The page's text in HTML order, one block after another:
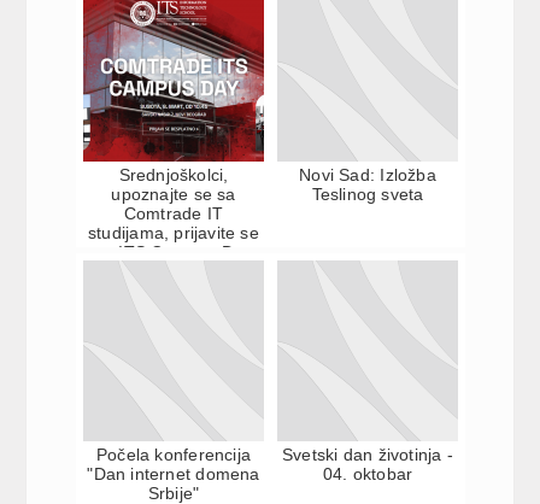
Srednjoškolci,
upoznajte se sa
Comtrade IT
studijama, prijavite se
za ITS Campus Day
Novi Sad: Izložba
Teslinog sveta
Počela konferencija
"Dan internet domena
Srbije"
Svetski dan životinja -
04. oktobar